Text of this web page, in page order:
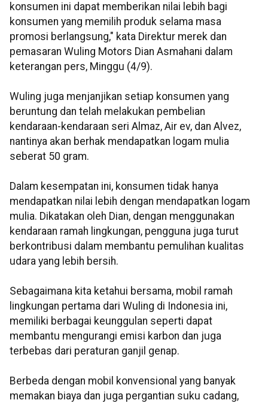
konsumen ini dapat memberikan nilai lebih bagi
konsumen yang memilih produk selama masa
promosi berlangsung," kata Direktur merek dan
pemasaran Wuling Motors Dian Asmahani dalam
keterangan pers, Minggu (4/9).
Wuling juga menjanjikan setiap konsumen yang
beruntung dan telah melakukan pembelian
kendaraan-kendaraan seri Almaz, Air ev, dan Alvez,
nantinya akan berhak mendapatkan logam mulia
seberat 50 gram.
Dalam kesempatan ini, konsumen tidak hanya
mendapatkan nilai lebih dengan mendapatkan logam
mulia. Dikatakan oleh Dian, dengan menggunakan
kendaraan ramah lingkungan, pengguna juga turut
berkontribusi dalam membantu pemulihan kualitas
udara yang lebih bersih.
Sebagaimana kita ketahui bersama, mobil ramah
lingkungan pertama dari Wuling di Indonesia ini,
memiliki berbagai keunggulan seperti dapat
membantu mengurangi emisi karbon dan juga
terbebas dari peraturan ganjil genap.
Berbeda dengan mobil konvensional yang banyak
memakan biaya dan juga pergantian suku cadang,